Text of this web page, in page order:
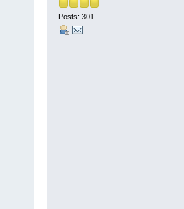
Posts: 301